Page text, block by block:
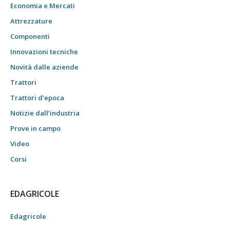
Economia e Mercati
Attrezzature
Componenti
Innovazioni tecniche
Novità dalle aziende
Trattori
Trattori d’epoca
Notizie dall’industria
Prove in campo
Video
Corsi
EDAGRICOLE
Edagricole